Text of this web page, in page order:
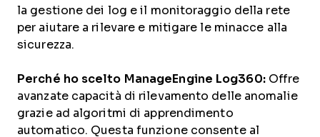
la gestione dei log e il monitoraggio della rete
per aiutare a rilevare e mitigare le minacce alla
sicurezza.
Perché ho scelto ManageEngine Log360: Offre
avanzate capacità di rilevamento delle anomalie
grazie ad algoritmi di apprendimento
automatico. Questa funzione consente al